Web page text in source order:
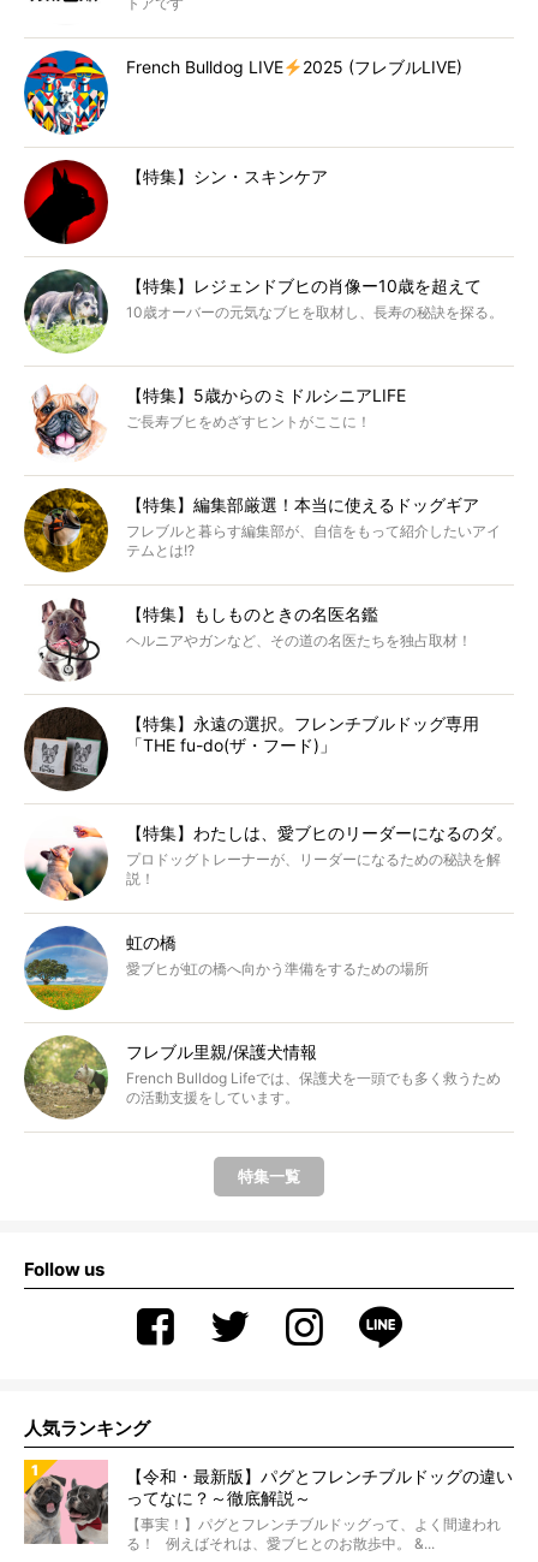
French Bulldog LIVE 2025 (フレブルLIVE)
【特集】シン・スキンケア
【特集】レジェンドブヒの肖像ー10歳を超えて
10歳オーバーの元気なブヒを取材し、長寿の秘訣を探る。
【特集】5歳からのミドルシニアLIFE
ご長寿ブヒをめざすヒントがここに！
【特集】編集部厳選！本当に使えるドッグギア
フレブルと暮らす編集部が、自信をもって紹介したいアイ
テムとは!?
【特集】もしものときの名医名鑑
ヘルニアやガンなど、その道の名医たちを独占取材！
【特集】永遠の選択。フレンチブルドッグ専用
「THE fu-do(ザ・フード)」
【特集】わたしは、愛ブヒのリーダーになるのダ。
プロドッグトレーナーが、リーダーになるための秘訣を解
説！
虹の橋
愛ブヒが虹の橋へ向かう準備をするための場所
フレブル里親/保護犬情報
French Bulldog Lifeでは、保護犬を一頭でも多く救うため
の活動支援をしています。
特集一覧
Follow us
人気ランキング
【令和・最新版】パグとフレンチブルドッグの違い
ってなに？～徹底解説～
【事実！】パグとフレンチブルドッグって、よく間違われ
る！ 例えばそれは、愛ブヒとのお散歩中。 &...